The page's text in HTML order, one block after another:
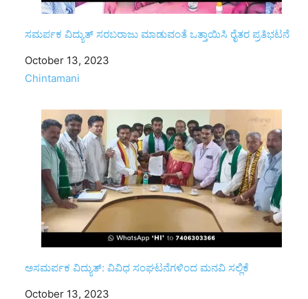
ಸಮರ್ಪಕ ವಿದ್ಯುತ್ ಸರಬರಾಜು ಮಾಡುವಂತೆ ಒತ್ತಾಯಿಸಿ ರೈತರ ಪ್ರತಿಭಟನೆ
Date
October 13, 2023
In relation to
Chintamani
ಅಸಮರ್ಪಕ ವಿದ್ಯುತ್: ವಿವಿಧ ಸಂಘಟನೆಗಳಿಂದ ಮನವಿ ಸಲ್ಲಿಕೆ
Date
October 13, 2023